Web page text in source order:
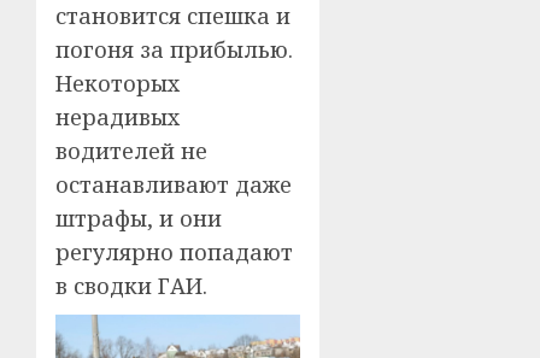
становится спешка и
погоня за прибылью.
Некоторых
нерадивых
водителей не
останавливают даже
штрафы, и они
регулярно попадают
в сводки ГАИ.